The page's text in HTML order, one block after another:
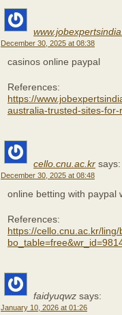
December 30, 2025 at 08:38
casinos online paypal
References:
https://
australia-trusted-sites-for-
cello.cnu.ac.kr says:
December 30, 2025 at 08:48
online betting with paypal
References:
https://cello.cnu.ac.kr/
faidyuqwz says:
January 10, 2026 at 01:26